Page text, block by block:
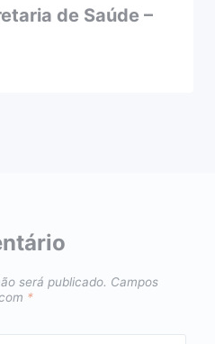
de Saúde –
será publicado. Campos
*